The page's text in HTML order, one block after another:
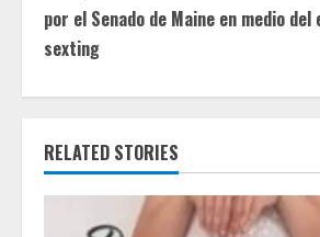
n
R
por el Senado de Maine en medio del
sexting
RELATED STORIES